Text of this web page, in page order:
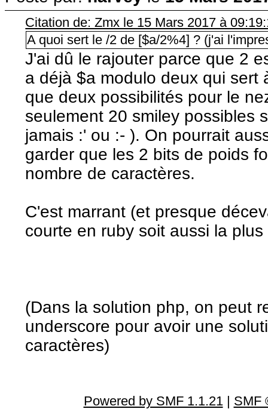
Citation de: Zmx le 15 Mars 2017 à
A quoi sert le /2 de [$a/2%4] ? (j'ai
J'ai dû le rajouter parce que 2
a déjà $a modulo deux qui sert
que deux possibilités pour le
seulement 20 smiley possibles
jamais :' ou :- ). On pourrait
garder que les 2 bits de poids
nombre de caractères.
C'est marrant (et presque
courte en ruby soit aussi la
(Dans la solution php, on peut
underscore pour avoir une
caractères)
Powered by SMF 1.1.21| SMF